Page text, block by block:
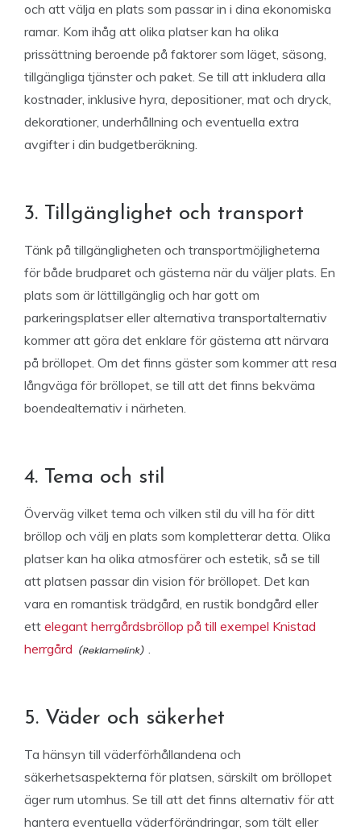
och att välja en plats som passar in i dina ekonomiska
ramar. Kom ihåg att olika platser kan ha olika
prissättning beroende på faktorer som läget, säsong,
tillgängliga tjänster och paket. Se till att inkludera alla
kostnader, inklusive hyra, depositioner, mat och dryck,
dekorationer, underhållning och eventuella extra
avgifter i din budgetberäkning.
3. Tillgänglighet och transport
Tänk på tillgängligheten och transportmöjligheterna
för både brudparet och gästerna när du väljer plats. En
plats som är lättillgänglig och har gott om
parkeringsplatser eller alternativa transportalternativ
kommer att göra det enklare för gästerna att närvara
på bröllopet. Om det finns gäster som kommer att resa
långväga för bröllopet, se till att det finns bekväma
boendealternativ i närheten.
4. Tema och stil
Överväg vilket tema och vilken stil du vill ha för ditt
bröllop och välj en plats som kompletterar detta. Olika
platser kan ha olika atmosfärer och estetik, så se till
att platsen passar din vision för bröllopet. Det kan
vara en romantisk trädgård, en rustik bondgård eller
ett elegant herrgårdsbröllop på till exempel Knistad
herrgård
.
5. Väder och säkerhet
Ta hänsyn till väderförhållandena och
säkerhetsaspekterna för platsen, särskilt om bröllopet
äger rum utomhus. Se till att det finns alternativ för att
hantera eventuella väderförändringar, som tält eller